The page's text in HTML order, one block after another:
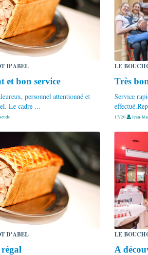
D'ABEL
et bon service
personnel attentionné et
Le cadre ...
LE
Très
Service
17/20 Jean-
D'ABEL LE
A